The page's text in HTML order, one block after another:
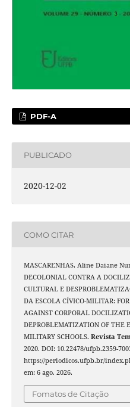
PDF-A
PUBLICADO
2020-12-02
COMO CITAR
MASCARENHAS, Aline Daiane
DECOLONIAL CONTRA A
CULTURAL E
DA ESCOLA CÍVICO-MILITAR:
AGAINST CORPORAL
DEPROBLEMATIZATION OF THE
MILITARY SCHOOLS. Revista
2020. DOI: 10.22478/ufpb.2359-
https://periodicos.ufpb.br/
em: 6 ago. 2026.
Fomatos de Citação